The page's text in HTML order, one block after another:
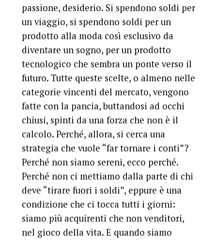
passione, desiderio. Si spendono soldi per
un viaggio, si spendono soldi per un
prodotto alla moda così esclusivo da
diventare un sogno, per un prodotto
tecnologico che sembra un ponte verso il
futuro. Tutte queste scelte, o almeno nelle
categorie vincenti del mercato, vengono
fatte con la pancia, buttandosi ad occhi
chiusi, spinti da una forza che non è il
calcolo. Perché, allora, si cerca una
strategia che vuole “far tornare i conti”?
Perché non siamo sereni, ecco perché.
Perché non ci mettiamo dalla parte di chi
deve “tirare fuori i soldi”, eppure è una
condizione che ci tocca tutti i giorni:
siamo più acquirenti che non venditori,
nel gioco della vita. E quando siamo